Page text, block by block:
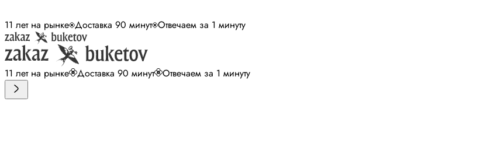
11 лет на рынке Доставка 90 минут Отвечаем за 1 минуту
11 лет на рынке Доставка 90 минут Отвечаем за 1 минуту